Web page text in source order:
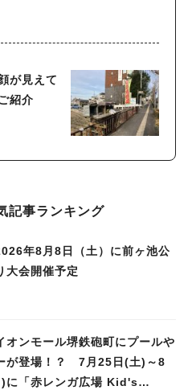
が見えて
紹介
記事ランキング
年8月8日（土）に前ヶ池公
大会開催予定
オンモール堺鉄砲町にプールや
が登場！？ 7月25日(土)～8
)に「赤レンガ広場 Kid's